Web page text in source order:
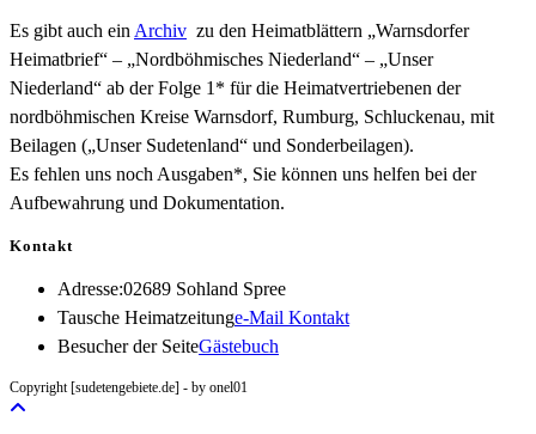
Es gibt auch ein Archiv zu den Heimatblättern „Warnsdorfer
Heimatbrief“ – „Nordböhmisches Niederland“ – „Unser
Niederland“ ab der Folge 1* für die Heimatvertriebenen der
nordböhmischen Kreise Warnsdorf, Rumburg, Schluckenau, mit
Beilagen („Unser Sudetenland“ und Sonderbeilagen).
Es fehlen uns noch Ausgaben*, Sie können uns helfen bei der
Aufbewahrung und Dokumentation.
Kontakt
Adresse:02689 Sohland Spree
Tausche Heimatzeitunge-Mail KontaktOpens
Besucher der SeiteGästebuch
Copyright [sudetengebiete.de] - by onel01